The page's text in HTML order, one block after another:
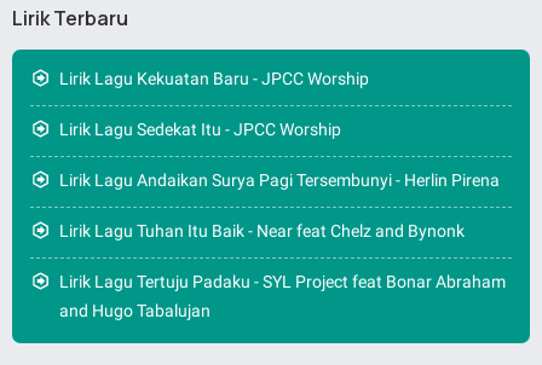
Lirik Terbaru
Lirik Lagu Kekuatan Baru - JPCC Worship
Lirik Lagu Sedekat Itu - JPCC Worship
Lirik Lagu Andaikan Surya Pagi Tersembunyi - Herlin Pirena
Lirik Lagu Tuhan Itu Baik - Near feat Chelz and Bynonk
Lirik Lagu Tertuju Padaku - SYL Project feat Bonar Abraham
and Hugo Tabalujan